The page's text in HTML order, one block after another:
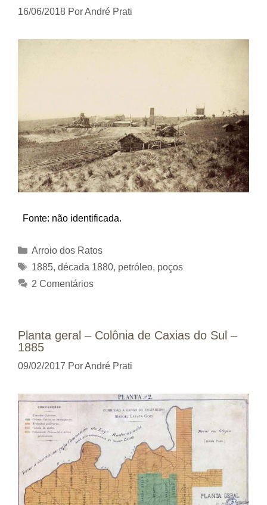
16/06/2018 PorAndré Prati
Fonte: não identificada.
Categorias
Arroio dos Ratos
Tags
1885, década 1880, petróleo, poços
2 Comentários
Planta geral – Colônia de Caxias do Sul –
1885
09/02/2017 PorAndré Prati